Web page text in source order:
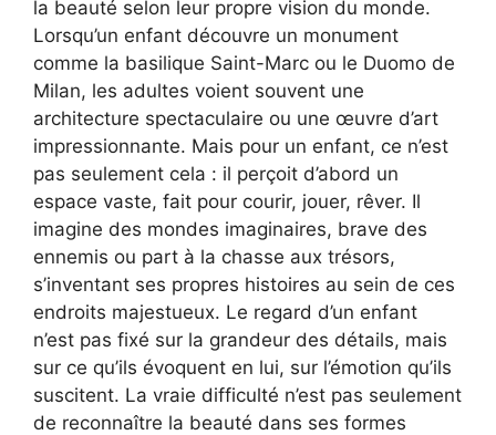
la beauté selon leur propre vision du monde.
Lorsqu’un enfant découvre un monument
comme la basilique Saint-Marc ou le Duomo de
Milan, les adultes voient souvent une
architecture spectaculaire ou une œuvre d’art
impressionnante. Mais pour un enfant, ce n’est
pas seulement cela : il perçoit d’abord un
espace vaste, fait pour courir, jouer, rêver. Il
imagine des mondes imaginaires, brave des
ennemis ou part à la chasse aux trésors,
s’inventant ses propres histoires au sein de ces
endroits majestueux. Le regard d’un enfant
n’est pas fixé sur la grandeur des détails, mais
sur ce qu’ils évoquent en lui, sur l’émotion qu’ils
suscitent. La vraie difficulté n’est pas seulement
de reconnaître la beauté dans ses formes